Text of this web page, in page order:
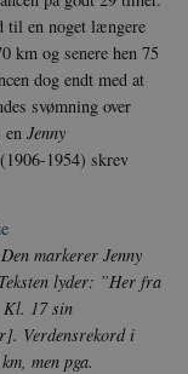
til en noget længere
km og senere hen 75
dog endt med at
svømning over
Jenny
1954) skrev
markerer Jenny
lyder: ”Her fra
Kl. 17 sin
Verdensrekord i
men pga.